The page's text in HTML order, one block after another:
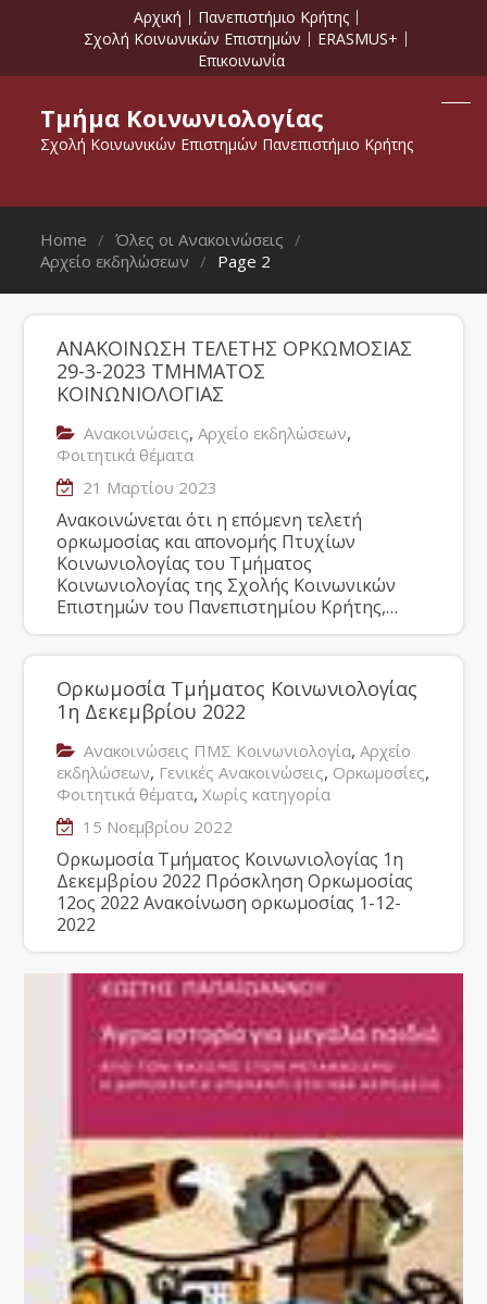
Αρχική
Πανεπιστήμιο Κρήτης
Σχολή Κοινωνικών Επιστημών
ERASMUS+
Επικοινωνία
Τμήμα Κοινωνιολογίας
Σχολή Κοινωνικών Επιστημών Πανεπιστήμιο Κρήτης
Home
Όλες οι Ανακοινώσεις
Αρχείο εκδηλώσεων
Page 2
ΑΝΑΚΟΙΝΩΣΗ ΤΕΛΕΤΗΣ ΟΡΚΩΜΟΣΙΑΣ
29-3-2023 ΤΜΗΜΑΤΟΣ
ΚΟΙΝΩΝΙΟΛΟΓΙΑΣ
Ανακοινώσεις,Αρχείο εκδηλώσεων,
Φοιτητικά θέματα
21 Μαρτίου 2023
Ανακοινώνεται ότι η επόμενη τελετή
ορκωμοσίας και απονομής Πτυχίων
Κοινωνιολογίας του Τμήματος
Κοινωνιολογίας της Σχολής Κοινωνικών
Επιστημών του Πανεπιστημίου Κρήτης,…
Ορκωμοσία Τμήματος Κοινωνιολογίας
1η Δεκεμβρίου 2022
Ανακοινώσεις ΠΜΣ Κοινωνιολογία,Αρχείο
εκδηλώσεων, Γενικές Ανακοινώσεις, Ορκωμοσίες,
Φοιτητικά θέματα,Χωρίς κατηγορία
15 Νοεμβρίου 2022
Ορκωμοσία Τμήματος Κοινωνιολογίας 1η
Δεκεμβρίου 2022 Πρόσκληση Ορκωμοσίας
12ος 2022 Ανακοίνωση ορκωμοσίας 1-12-
2022